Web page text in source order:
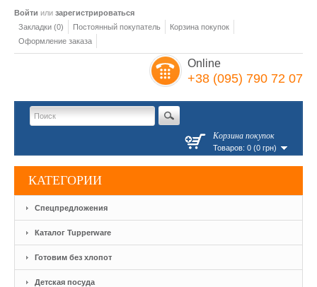
Войти или зарегистрироваться
Закладки (0)
Постоянный покупатель
Корзина покупок
Оформление заказа
Online
+38 (095) 790 72 07
Корзина покупок
Товаров: 0 (0 грн)
КАТЕГОРИИ
Спецпредложения
Каталог Tupperware
Готовим без хлопот
Детская посуда